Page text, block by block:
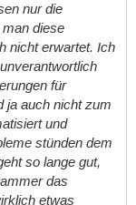
nur die
diese
nicht erwartet. Ich
für
ja auch nicht zum
und
stünden dem
so lange gut,
das
etwas